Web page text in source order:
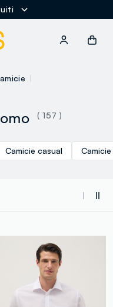
( 157 )
Camicie casual